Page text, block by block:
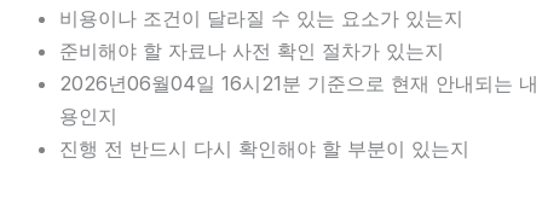
비용이나 조건이 달라질 수 있는 요소가 있는지
준비해야 할 자료나 사전 확인 절차가 있는지
2026년06월04일 16시21분 기준으로 현재 안내되는 내
용인지
진행 전 반드시 다시 확인해야 할 부분이 있는지